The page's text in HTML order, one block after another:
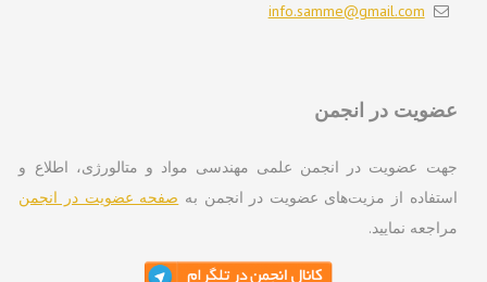
info.samme@gmail.com
در انجمن
عضویت در انجمن علمی مهندسی مواد و متالورژی، اطلاع و
از مزیت‌های عضویت در انجمن بهصفحه عضویت در انجمن
نمایید.